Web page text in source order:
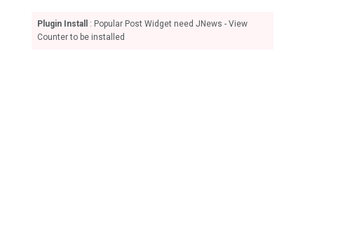
Plugin Install
: Popular Post Widget need JNews - View
Counter to be installed